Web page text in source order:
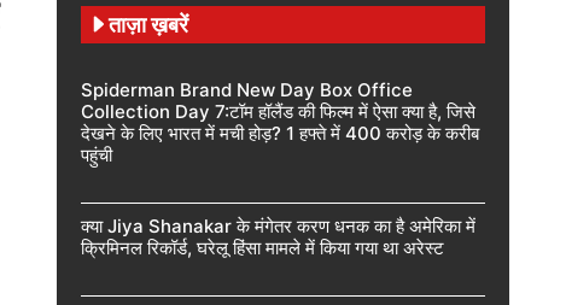
ताज़ा ख़बरें
Spiderman Brand New Day Box Office
Collection Day 7:टॉम हॉलैंड की फिल्म में ऐसा क्या है, जिसे
देखने के लिए भारत में मची होड़? 1 हफ्ते में 400 करोड़ के करीब
पहुंची
क्या Jiya Shanakar के मंगेतर करण धनक का है अमेरिका में
क्रिमिनल रिकॉर्ड, घरेलू हिंसा मामले में किया गया था अरेस्ट